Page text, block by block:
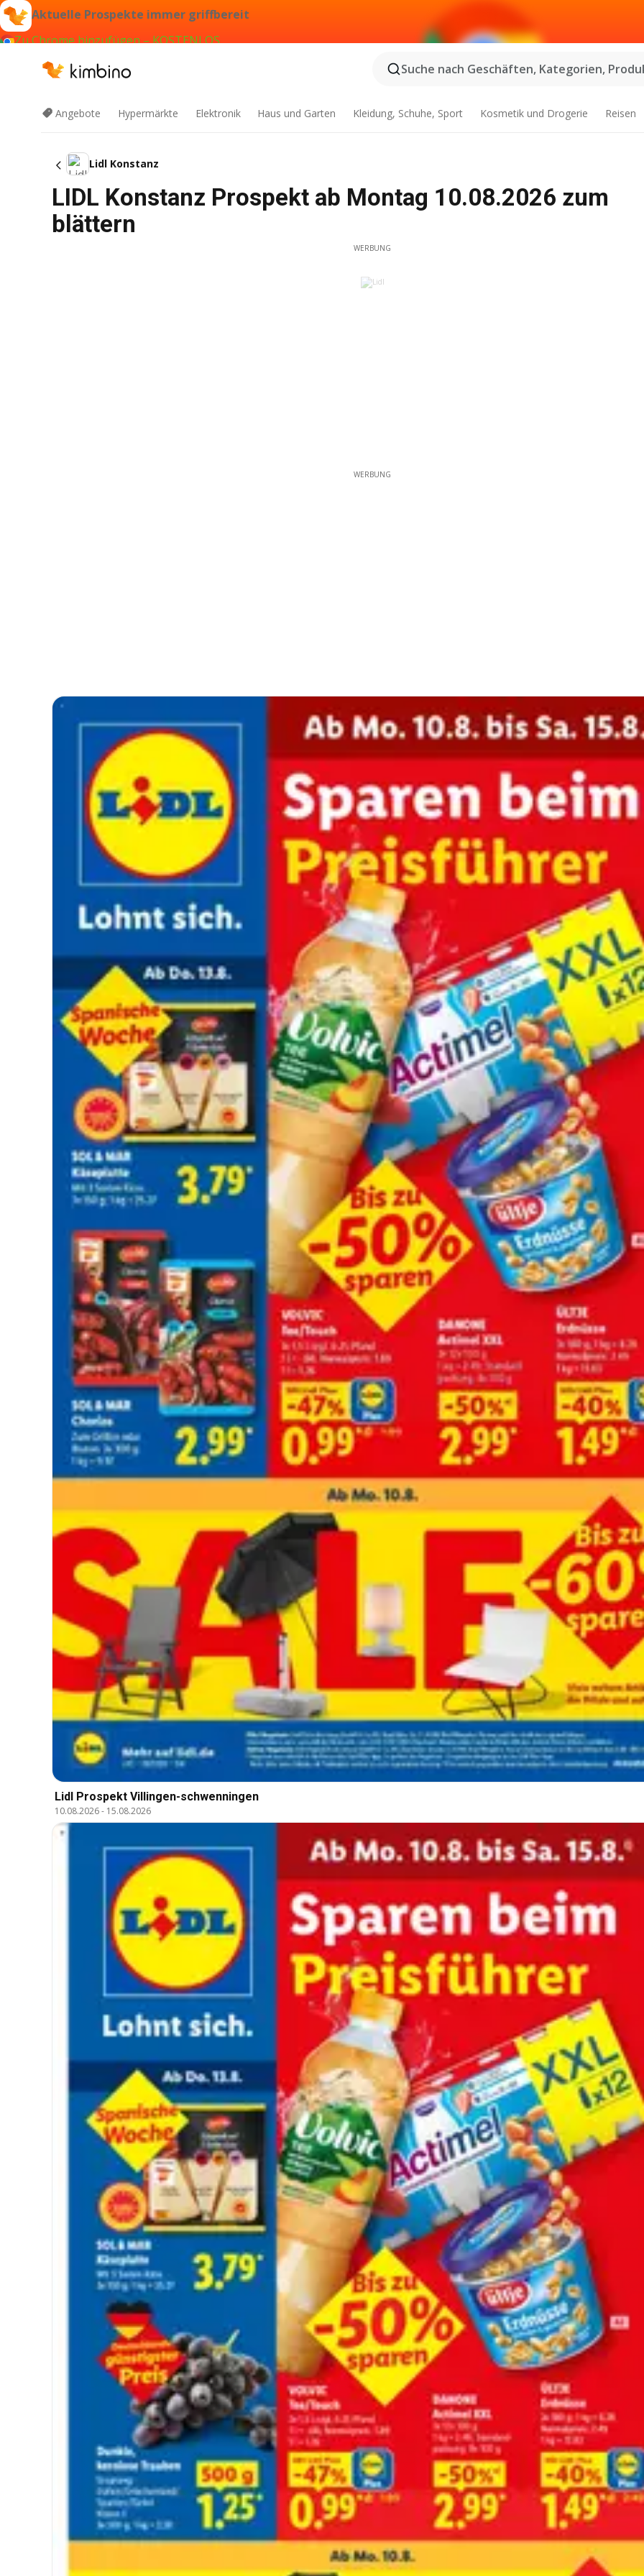
Aktuelle Prospekte immer griffbereit
Zu Chrome hinzufügen – KOSTENLOS
Suche nach Geschäften, Kategorien,
Angebote Hypermärkte Elektronik Haus und Garten Kleidung, Schuhe, Sport Kosmetik und Drogerie Reisen
Lidl Konstanz
LIDL Konstanz Prospekt ab Montag 10.08.2026 zum
blättern
WERBUNG
WERBUNG
Lidl Prospekt Villingen-schwenningen
10.08.2026- 15.08.2026